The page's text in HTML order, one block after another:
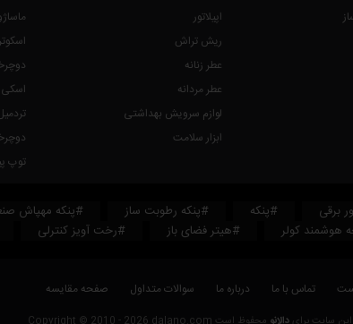
اپیلاتور
ریش تراش
عطر زنانه
عطر مردانه
لوازم سرویش بهداشتی
ابزار سلامت
توپ
برقی #پنکه #پنکه رطوبت ساز #پنکه مهپاش
هوشمند کولر #هیتر فضای باز #رخت آویز کنترلی
تماس با ما درباره ما سوالات متداول صفحه مقایسه